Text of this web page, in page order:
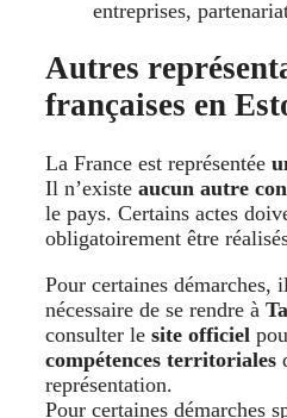
entreprises,
Autres
françaises en
La France est représentée
Il n’existe aucun autre
le pays. Certains actes
obligatoirement être
Pour certaines démarches,
nécessaire de se rendre à
consulter le site officiel
compétences territoriales
représentation.
Pour certaines démarches